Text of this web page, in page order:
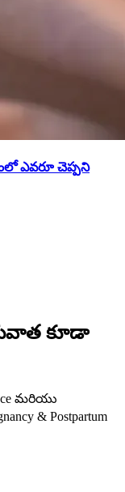
ఎవరూ చెప్పని
కూడా
మరియు
& Postpartum